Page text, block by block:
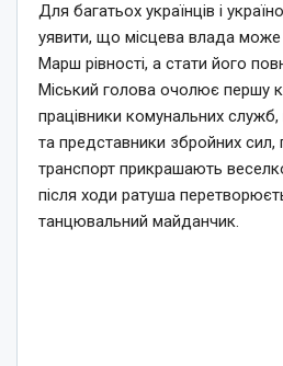
Для багатьох українців і
уявити, що місцева влада
Марш рівності, а стати його
Міський голова очолює першу
працівники комунальних
та представники збройних сил,
транспорт прикрашають
після ходи ратуша
танцювальний майданчик.